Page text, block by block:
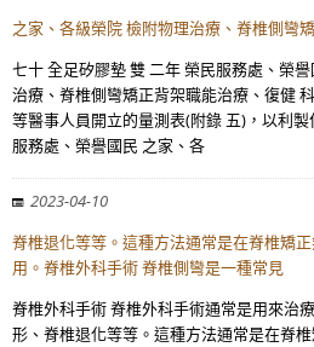
之家、各級榮院 檢附物理治療、脊椎側彎
七十 全足矽膠墊 雙 二年 榮民服務處、榮
治療、脊椎側彎矯正背架職能治療、復健
等醫事人員開立的量測表(附錄 五)，以利
服務處、榮譽國民 之家、各
2023-04-10
脊椎退化等等。這種方法通常是在脊椎矯
用。脊椎外科手術 脊椎側彎是一種常見
脊椎外科手術 脊椎外科手術通常是用來治
形、脊椎退化等等。這種方法通常是在脊